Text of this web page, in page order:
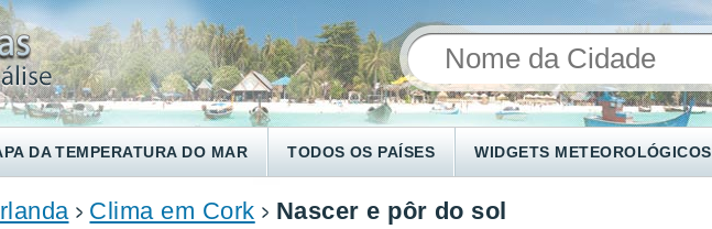
DA TEMPERATURA DO MAR TODOS OS PAÍSES WIDGETS METEOROLÓGICOS
Clima em Cork Nascer e pôr do sol